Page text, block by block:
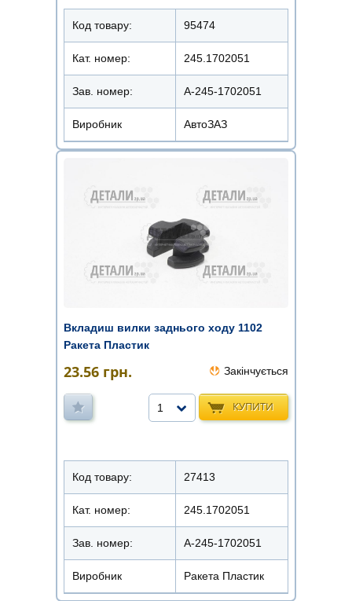
Код товару: 95474
Кат. номер: 245.1702051
Зав. номер: A-245-1702051
Виробник АвтоЗАЗ
Вкладиш вилки заднього ходу 1102
Ракета Пластик
23.56 грн. Закінчується
КУПИТИ
1
Код товару: 27413
Кат. номер: 245.1702051
Зав. номер: A-245-1702051
Виробник Ракета Пластик